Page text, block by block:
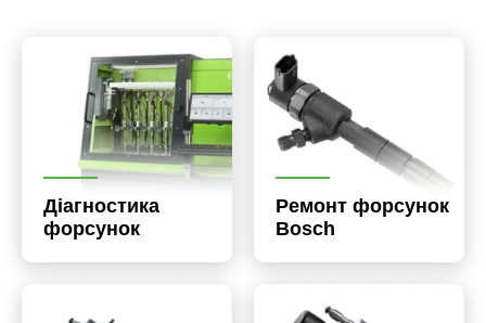
Діагностика
форсунок
Ремонт форсунок
Bosch